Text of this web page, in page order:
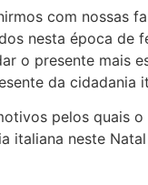
com nossas
nesta época de
o presente mais
da cidadania
pelos quais o
italiana neste